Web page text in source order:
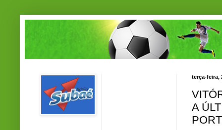
terça-feira,
A